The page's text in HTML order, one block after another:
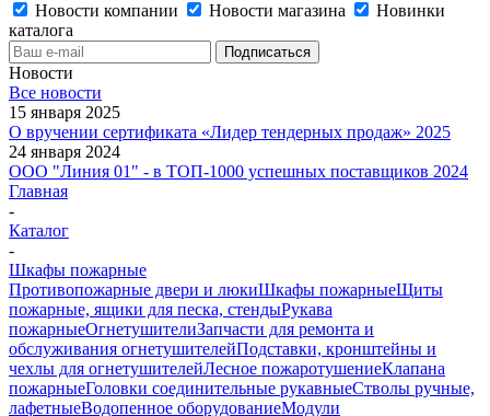
Новости компании
Новости магазина
Новинки
каталога
Новости
Все новости
15 января 2025
О вручении сертификата «Лидер тендерных продаж» 2025
24 января 2024
ООО "Линия 01" - в ТОП-1000 успешных поставщиков 2024
Главная
-
Каталог
-
Шкафы пожарные
Противопожарные двери и люкиШкафы пожарныеЩиты
пожарные, ящики для песка, стендыРукава
пожарныеОгнетушителиЗапчасти для ремонта и
обслуживания огнетушителейПодставки, кронштейны и
чехлы для огнетушителейЛесное пожаротушениеКлапана
пожарныеГоловки соединительные рукавныеСтволы ручные,
лафетныеВодопенное оборудованиеМодули